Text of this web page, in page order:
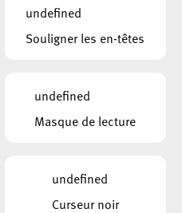
undefined
Souligner les en-têtes
undefined
Masque de lecture
undefined
Curseur noir